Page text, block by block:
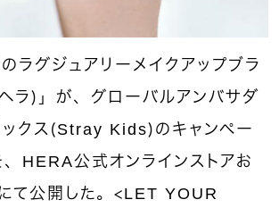
ラグジュアリーメイクアップブラ
ラ）」が、グローバルアンバサダ
クス（Stray Kids）のキャンペー
、HERA公式オンラインストアお
て公開した。＜LET YOUR